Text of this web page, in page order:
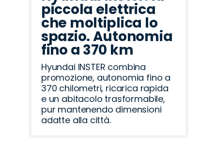
piccola elettrica
che moltiplica lo
spazio. Autonomia
fino a 370 km
Hyundai INSTER combina
promozione, autonomia fino a
370 chilometri, ricarica rapida
e un abitacolo trasformabile,
pur mantenendo dimensioni
adatte alla città.